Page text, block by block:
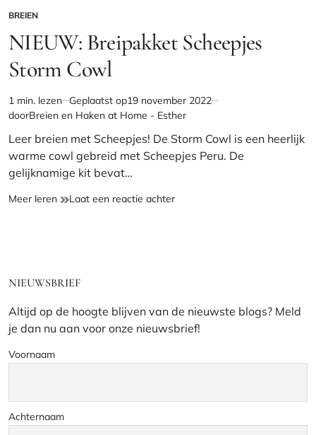
GEPLAATST
IN
BREIEN
NIEUW: Breipakket Scheepjes
Storm Cowl
Geschatte
leestijd
1 min. lezen Geplaatst op19 november 2022
doorBreien en Haken at Home - Esther
Leer breien met Scheepjes! De Storm Cowl is een heerlijk
warme cowl gebreid met Scheepjes Peru. De
gelijknamige kit bevat…
Meer leren NIEUW:
Laat een reactie achterop
NIEUWSBRIEF
Altijd op de hoogte blijven van de nieuwste blogs? Meld
je dan nu aan voor onze nieuwsbrief!
Voornaam
Achternaam